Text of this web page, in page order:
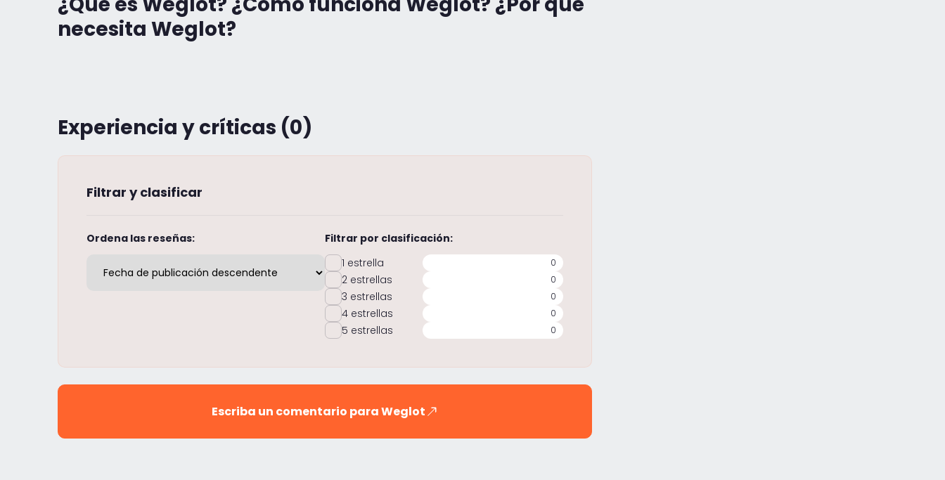
necesita Weglot?
Experiencia y críticas (0)
Filtrar y clasificar
Ordena las reseñas:
Filtrar por clasificación:
1 estrella
0
2 estrellas 0
3 estrellas 0
4 estrellas 0
5 estrellas 0
Escriba un comentario para Weglot